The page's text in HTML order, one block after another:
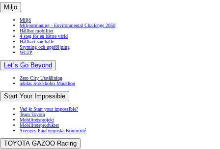
Miljö
Miljö
Miljöutmaning - Environmental Challenge 2050
Hållbar mobilitet
4 steg för en bättre värld
Hållbart samhälle
Styrning och uppföljning
WLTP
Let´s Go Beyond
Zero City Utställning
adidas Stockholm Marathon
Start Your Impossible
Vad är Start your impossible?
Team Toyota
Mobilitetsprojekt
Mobilitetsprodukter
Sveriges Paralympiska Kommitté
TOYOTA GAZOO Racing